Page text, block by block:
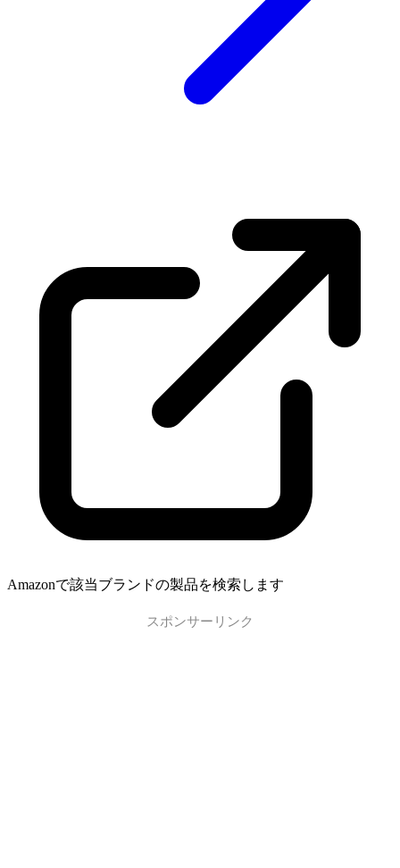
Amazonで該当ブランドの製品を検索します
スポンサーリンク